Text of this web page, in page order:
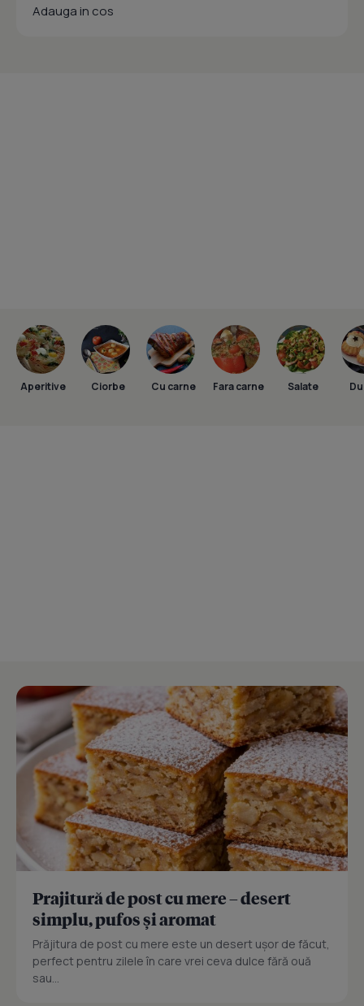
Adauga in cos
Aperitive Ciorbe Cu carne Fara carne Salate
Prajitură de post cu mere – desert
simplu, pufos și aromat
Prăjitura de post cu mere este un desert ușor de făcut,
perfect pentru zilele în care vrei ceva dulce fără ouă
sau...